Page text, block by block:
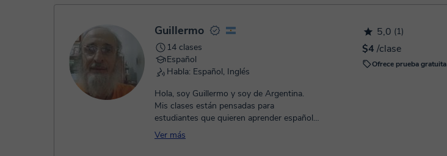
Una vez realices el pago de la clase, recibirás un e-mail de confirmación de la reserva.
5,0 (1)
$4 /clase
Ofrece prueba gratuita
Guillermo
14 clases
Español
Habla: Español, Inglés
Hola, soy Guillermo y soy de Argentina.
Mis clases están pensadas para
estudiantes que quieren aprender español
de manera tranquila y natural. Me gus...
Ver más